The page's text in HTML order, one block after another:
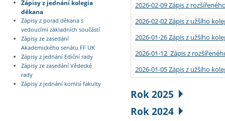
Zápisy z jednání kolegia
děkana
Zápisy z porad děkana s
vedoucími základních součástí
Zápisy ze zasedání
Akademického senátu FF UK
Zápisy z jednání Ediční rady
Zápisy ze zasedání Vědecké
rady
Zápisy z jednání komisí fakulty
2026-02-09 Zápis z
2026-02-02 Zápis z užšího
2026-01-26 Zápis z užšího
2026-01-12 Zápis z
2026-01-05 Zápis z užšího
Rok 2025
Rok 2024